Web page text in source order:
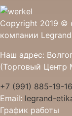
Copyright 2019 ©
компании
Наш адрес:
(Торговый Центр
+7 (991) 885-19-16
Email: legrand-
График работы